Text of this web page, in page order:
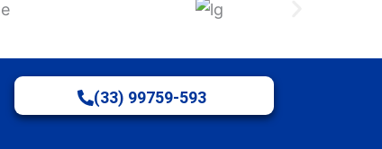
(33) 99759-593